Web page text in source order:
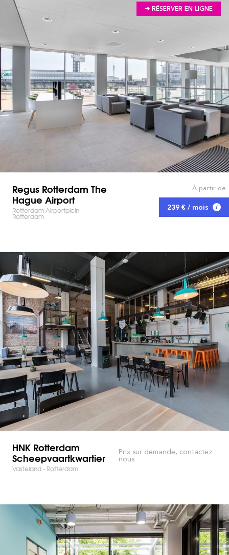
➔ RÉSERVER EN LIGNE
Regus Rotterdam The
Hague Airport
Rotterdam Airportplein -
Rotterdam
À partir de
239 € / mois
HNK Rotterdam
Scheepvaartkwartier
Vasteland - Rotterdam
Prix sur demande, contactez
nous